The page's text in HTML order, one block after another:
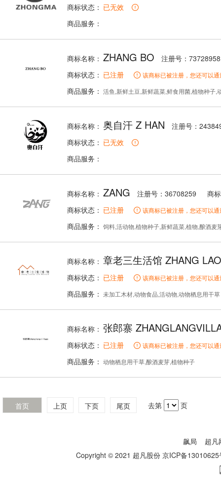
商标状态： 已无效
商品服务：
商标名称： ZHANG BO
注册号：73728958
商标状态： 已注册 该商标已被注册，您还可以
商品服务： 活鱼,新鲜土豆,新鲜蔬菜,鲜食用菌,植物种子
商标名称： 奥自汗 Z HAN
注册号：
商标状态： 已无效
商品服务：
商标名称： ZANG 注册号：36708259
商
商标状态： 已注册 该商标已被注册，您还可以
商品服务： 饲料,活动物,植物种子,新鲜蔬菜,植物,酿酒麦
商标名称： 章老三生活馆 ZHANG
商标状态： 已注册 该商标已被注册，您还可以
商品服务： 未加工木材,动物食品,活动物,动物栖息用干草
商标名称： 张郎寨
商标状态： 已注册 该商标已被注册，您还可以
商品服务： 动物栖息用干草,酿酒麦芽,植物种子
首页 上页 下页 尾页 去第 页
飙局
超凡
Copyright © 2021 超凡股份 京ICP备